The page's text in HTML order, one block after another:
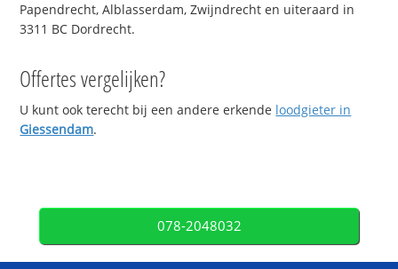
Papendrecht, Alblasserdam, Zwijndrecht en uiteraard in
3311 BC Dordrecht.
Offertes vergelijken?
U kunt ook terecht bij een andere erkende loodgieter in
Giessendam.
078-2048032